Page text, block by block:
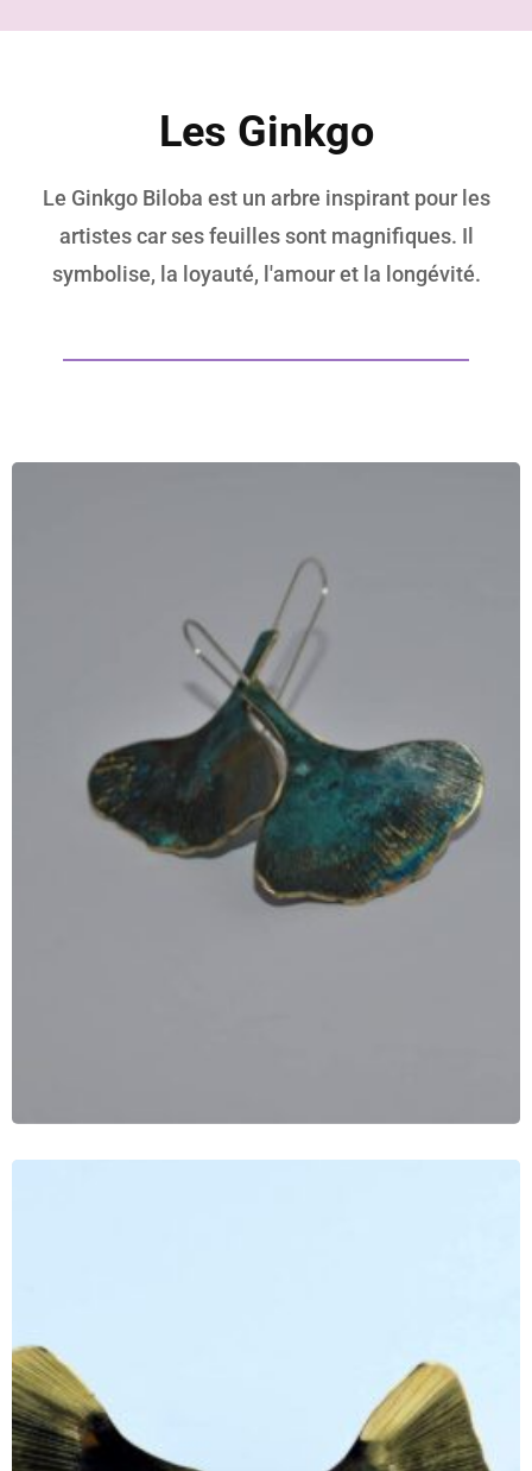
Les Ginkgo
Le Ginkgo Biloba est un arbre inspirant pour les
artistes car ses feuilles sont magnifiques. Il
symbolise, la loyauté, l'amour et la longévité.